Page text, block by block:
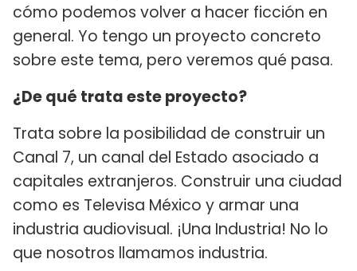
cómo podemos volver a hacer ficción en
general. Yo tengo un proyecto concreto
sobre este tema, pero veremos qué pasa.
¿De qué trata este proyecto?
Trata sobre la posibilidad de construir un
Canal 7, un canal del Estado asociado a
capitales extranjeros. Construir una ciudad
como es Televisa México y armar una
industria audiovisual. ¡Una Industria! No lo
que nosotros llamamos industria.